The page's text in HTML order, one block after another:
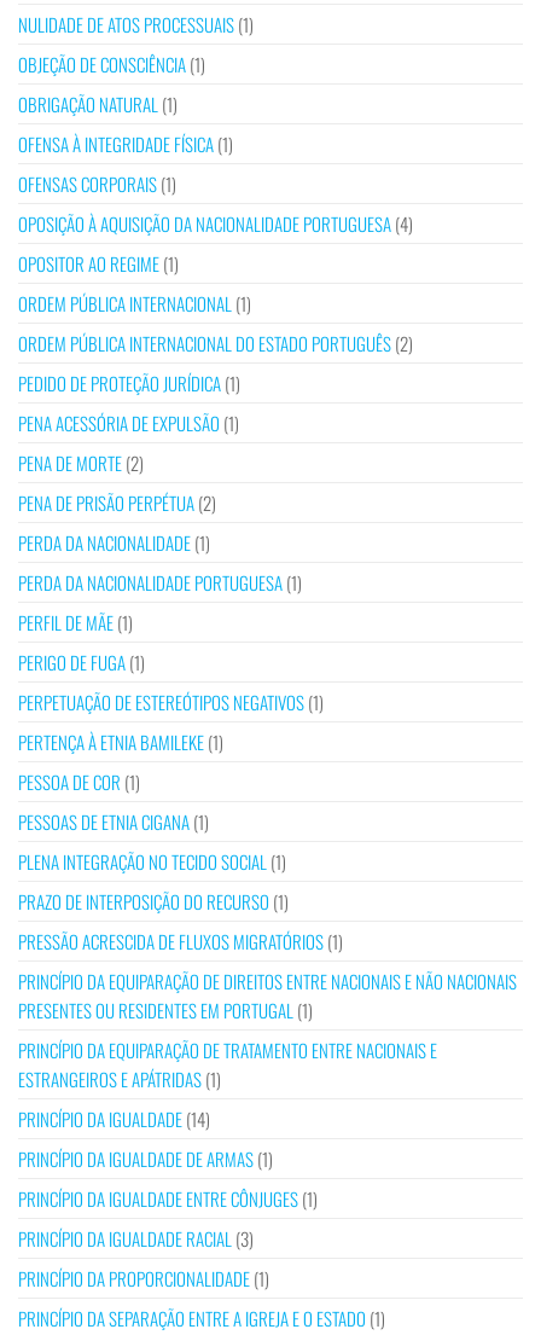
NULIDADE DE ATOS PROCESSUAIS(1)
OBJEÇÃO DE CONSCIÊNCIA(1)
OBRIGAÇÃO NATURAL (1)
OFENSA À INTEGRIDADE FÍSICA(1)
OFENSAS CORPORAIS(1)
OPOSIÇÃO À AQUISIÇÃO DA NACIONALIDADE PORTUGUESA(4)
OPOSITOR AO REGIME(1)
ORDEM PÚBLICA INTERNACIONAL (1)
ORDEM PÚBLICA INTERNACIONAL DO ESTADO PORTUGUÊS(2)
PEDIDO DE PROTEÇÃO JURÍDICA(1)
PENA ACESSÓRIA DE EXPULSÃO (1)
PENA DE MORTE(2)
PENA DE PRISÃO PERPÉTUA(2)
PERDA DA NACIONALIDADE(1)
PERDA DA NACIONALIDADE PORTUGUESA(1)
PERFIL DE MÃE(1)
PERIGO DE FUGA(1)
PERPETUAÇÃO DE ESTEREÓTIPOS NEGATIVOS(1)
PERTENÇA À ETNIA BAMILEKE(1)
PESSOA DE COR (1)
PESSOAS DE ETNIA CIGANA(1)
PLENA INTEGRAÇÃO NO TECIDO SOCIAL (1)
PRAZO DE INTERPOSIÇÃO DO RECURSO (1)
PRESSÃO ACRESCIDA DE FLUXOS MIGRATÓRIOS(1)
PRINCÍPIO DA EQUIPARAÇÃO DE DIREITOS ENTRE NACIONAIS E NÃO NACIONAIS
PRESENTES OU RESIDENTES EM PORTUGAL (1)
PRINCÍPIO DA EQUIPARAÇÃO DE TRATAMENTO ENTRE NACIONAIS E
ESTRANGEIROS E APÁTRIDAS(1)
PRINCÍPIO DA IGUALDADE(14)
PRINCÍPIO DA IGUALDADE DE ARMAS(1)
PRINCÍPIO DA IGUALDADE ENTRE CÔNJUGES(1)
PRINCÍPIO DA IGUALDADE RACIAL (3)
PRINCÍPIO DA PROPORCIONALIDADE(1)
PRINCÍPIO DA SEPARAÇÃO ENTRE A IGREJA E O ESTADO (1)